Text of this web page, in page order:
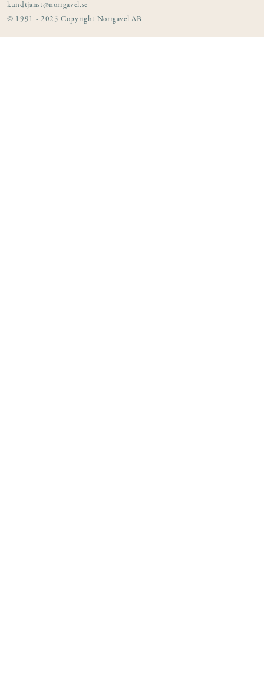
kundtjanst@norrgavel.se
© 1991 - 2025 Copyright Norrgavel AB